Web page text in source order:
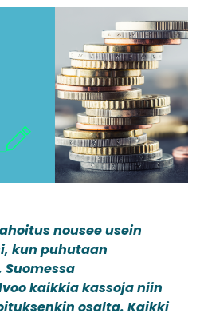
nousee usein
kun puhutaan
kaikkia kassoja niin
osalta. Kaikki